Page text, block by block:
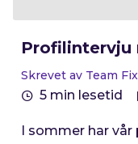
Profilintervju
Skrevet av Team
5 min lesetid
I sommer har